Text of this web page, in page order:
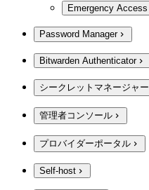
Emergency Access
Password Manager
Bitwarden Authenticator
シークレットマネージャー
管理者コンソール
プロバイダーポータル
Self-host